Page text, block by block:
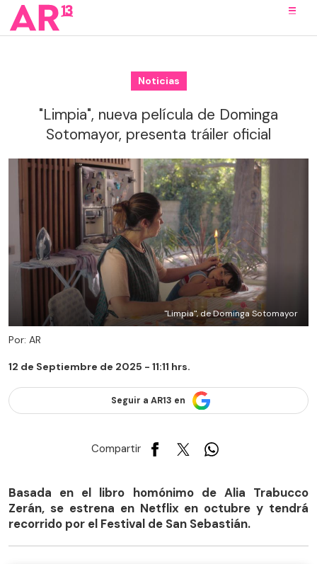
Noticias
"Limpia", nueva película de Dominga
Sotomayor, presenta tráiler oficial
"Limpia", de Dominga Sotomayor
Por: AR
12 de Septiembre de 2025 - 11:11 hrs.
Seguir a AR13 en
Compartir
Basada en el libro homónimo de Alia Trabucco
Zerán, se estrena en Netflix en octubre y tendrá
recorrido por el Festival de San Sebastián.